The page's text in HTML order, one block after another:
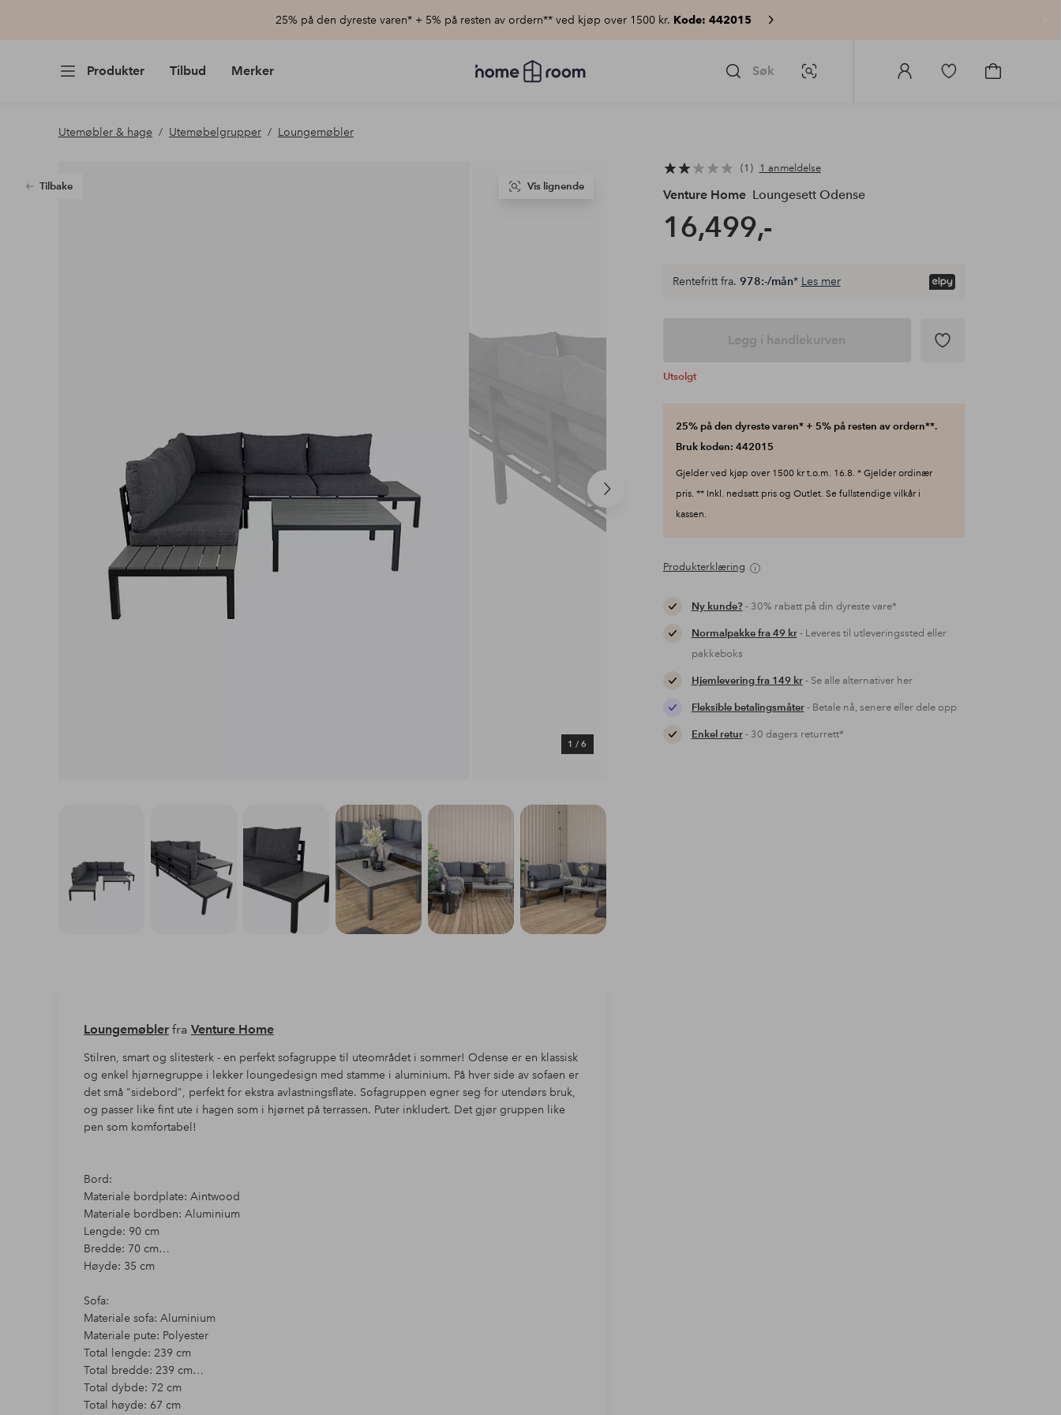
25% på den dyreste varen* + 5% på resten av ordern** ved kjøp over 1500 kr. Kode: 442015
Produkter Tilbud Merker
Homeroom
–
Søk Bildesøk
Logg
Gå
Gå
Utemøbler & hage Utemøbelgrupper Loungemøbler
Tilbake
Neste
produkt
1 / 6
Vis lignende
1 1 anmeldelse
Venture Home Loungesett Odense
16,499,-
Rentefritt fra. 978:-/mån* Les mer
Legg i handlekurven
Utsolgt
25% på den dyreste varen* + 5% på resten av ordern**.
Bruk koden: 442015
Gjelder ved kjøp over 1500 kr t.o.m. 16.8. * Gjelder ordinær
pris. ** Inkl. nedsatt pris og Outlet. Se fullstendige vilkår i
kassen.
Produkterklæring
Ny kunde?- 30% rabatt på din dyreste vare*
Normalpakke fra 49 kr- Leveres til utleveringssted eller
pakkeboks
Hjemlevering fra 149 kr- Se alle alternativer her
Fleksible betalingsmåter- Betale nå, senere eller dele opp
Enkel retur- 30 dagers returrett*
Loungemøblerfra Venture Home
Stilren, smart og slitesterk - en perfekt sofagruppe til uteområdet i sommer! Odense er en klassisk
og enkel hjørnegruppe i lekker loungedesign med stamme i aluminium. På hver side av sofaen er
det små "sidebord", perfekt for ekstra avlastningsflate. Sofagruppen egner seg for utendørs bruk,
og passer like fint ute i hagen som i hjørnet på terrassen. Puter inkludert. Det gjør gruppen like
pen som komfortabel!
Bord:
Materiale bordplate: Aintwood
Materiale bordben: Aluminium
Lengde: 90 cm
Bredde: 70 cm
Høyde: 35 cm
Sofa:
Materiale sofa: Aluminium
Materiale pute: Polyester
Total lengde: 239 cm
Total bredde: 239 cm
Total dybde: 72 cm
Total høyde: 67 cm